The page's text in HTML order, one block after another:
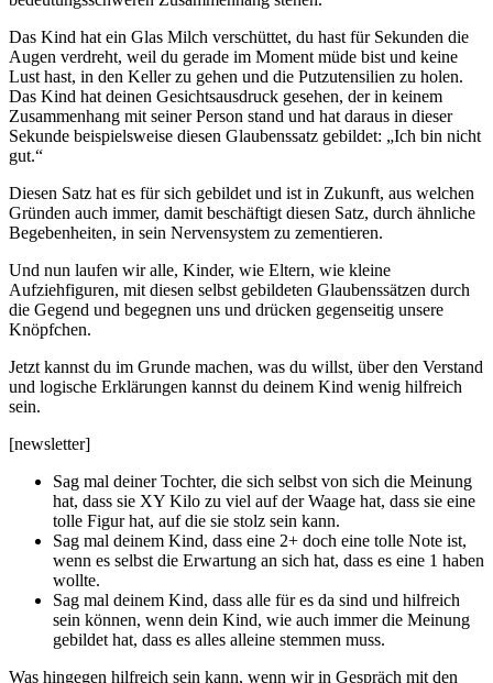
Das Kind hat ein Glas Milch verschüttet, du hast für Sekunden die
Augen verdreht, weil du gerade im Moment müde bist und keine
Lust hast, in den Keller zu gehen und die Putzutensilien zu holen.
Das Kind hat deinen Gesichtsausdruck gesehen, der in keinem
Zusammenhang mit seiner Person stand und hat daraus in dieser
Sekunde beispielsweise diesen Glaubenssatz gebildet: „Ich bin nicht
gut.“
Diesen Satz hat es für sich gebildet und ist in Zukunft, aus welchen
Gründen auch immer, damit beschäftigt diesen Satz, durch ähnliche
Begebenheiten, in sein Nervensystem zu zementieren.
Und nun laufen wir alle, Kinder, wie Eltern, wie kleine
Aufziehfiguren, mit diesen selbst gebildeten Glaubenssätzen durch
die Gegend und begegnen uns und drücken gegenseitig unsere
Knöpfchen.
Jetzt kannst du im Grunde machen, was du willst, über den Verstand
und logische Erklärungen kannst du deinem Kind wenig hilfreich
sein.
[newsletter]
Sag mal deiner Tochter, die sich selbst von sich die Meinung
hat, dass sie XY Kilo zu viel auf der Waage hat, dass sie eine
tolle Figur hat, auf die sie stolz sein kann.
Sag mal deinem Kind, dass eine 2+ doch eine tolle Note ist,
wenn es selbst die Erwartung an sich hat, dass es eine 1 haben
wollte.
Sag mal deinem Kind, dass alle für es da sind und hilfreich
sein können, wenn dein Kind, wie auch immer die Meinung
gebildet hat, dass es alles alleine stemmen muss.
Was hingegen hilfreich sein kann, wenn wir in Gespräch mit den